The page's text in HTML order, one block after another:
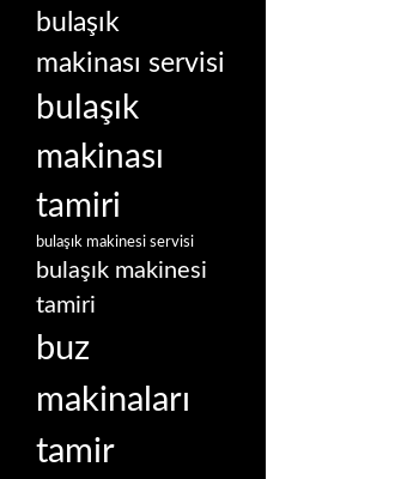
bulaşık
makinası servisi
bulaşık
makinası
tamiri
bulaşık makinesi servisi
bulaşık makinesi
tamiri
buz
makinaları
tamir